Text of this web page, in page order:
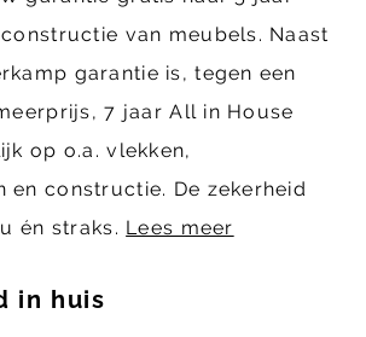
van meubels. Naast
garantie is, tegen een
7 jaar All in House
op o.a. vlekken,
en constructie. De zekerheid
én straks. Lees meer
in huis